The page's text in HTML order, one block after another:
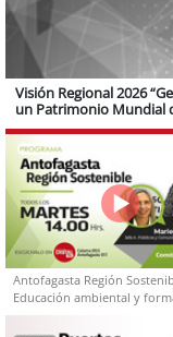
Visión Regional 2026
un Patrimonio Mundial
Antofagasta Región
Educación ambiental y
capacidades técnicas